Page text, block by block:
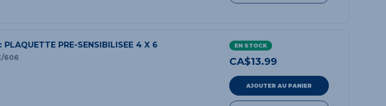
PLAQUETTE PRE-SENSIBILISEE 4 X 6
606
EN STOCK
CA$13.99
AJOUTER AU PANIER